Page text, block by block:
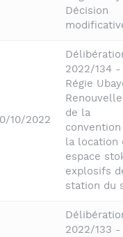
Décision
10/2022
2022/134 -
Régie
de la
la location
espace
explosifs
station du
2022/133 -